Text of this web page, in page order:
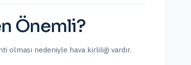
Önemli?
olması nedeniyle hava kirliliği vardır.